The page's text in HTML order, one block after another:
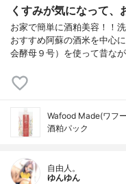
くすみが気になって、
お家で簡単に酒粕美容！！
おすすめ阿蘇の酒米を中心
会酵母９号）を使って昔な
Wafood Made(ワフ
酒粕パック
自由人。
ゆんゆん